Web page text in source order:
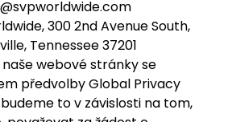
300 2nd Avenue South,
Tennessee 37201
webové stránky se
předvolby Global Privacy
to v závislosti na tom,